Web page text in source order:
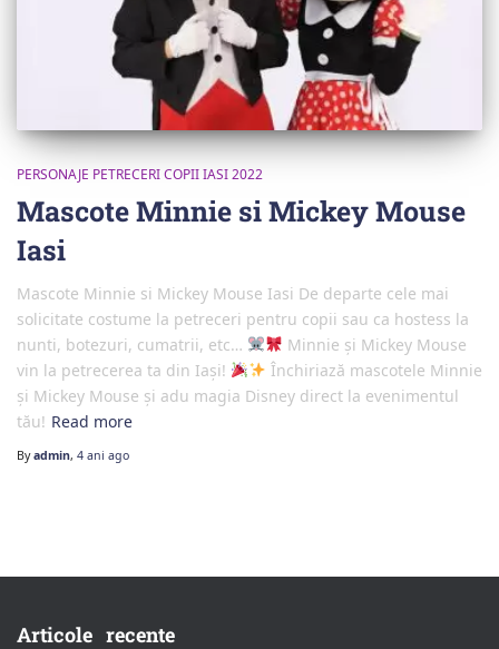
PERSONAJE PETRECERI COPII IASI 2022
Mascote Minnie si Mickey Mouse
Iasi
Mascote Minnie si Mickey Mouse Iasi De departe cele mai
solicitate costume la petreceri pentru copii sau ca hostess la
nunti, botezuri, cumatrii, etc…
Minnie și Mickey Mouse
vin la petrecerea ta din Iași!
Închiriază mascotele Minnie
și Mickey Mouse și adu magia Disney direct la evenimentul
tău! Read more
Byadmin, 4 ani ago
Articole recente